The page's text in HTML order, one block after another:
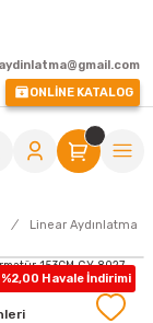
ONLİNE KATALOG
Linear Aydınlatma
%2,00 Havale İndirimi